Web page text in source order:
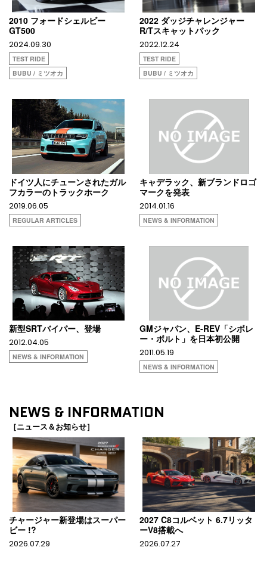
2010 フォードシェルビー
GT500
2024.09.30
TEST RIDE
BUBU / ミツオカ
2022 ダッジチャレンジャー
R/Tスキャットパック
2022.12.24
TEST RIDE
BUBU / ミツオカ
ドイツ人にチューンされたガル
フカラーのトラックホーク
2019.06.05
REGULAR ARTICLES
キャデラック、新ブランドロゴ
マークを発表
2014.01.16
NEWS & INFORMATION
新型SRTバイパー、登場
2012.04.05
NEWS & INFORMATION
GMジャパン、E-REV「シボレ
ー・ボルト」を日本初公開
2011.05.19
NEWS & INFORMATION
NEWS & INFORMATION
［ニュース＆お知らせ］
チャージャー新登場はスーパー
ビー !?
2026.07.29
2027 C8コルベット 6.7リッタ
ーV8搭載へ
2026.07.27